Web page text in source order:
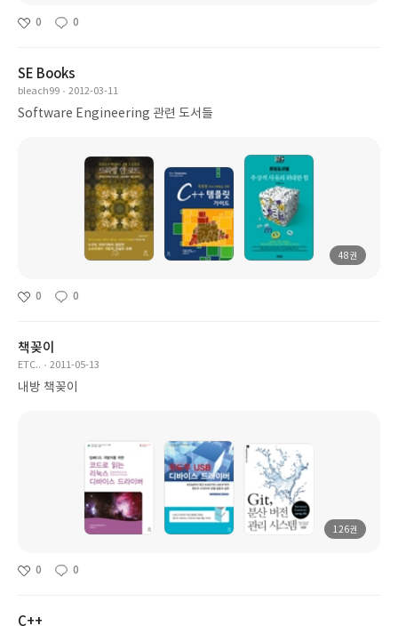
0 0
SE Books
bleach99 2012-03-11
Software Engineering 관련 도서들
48권
0 0
책꽂이
ETC.. 2011-05-13
내방 책꽂이
126권
0 0
C++